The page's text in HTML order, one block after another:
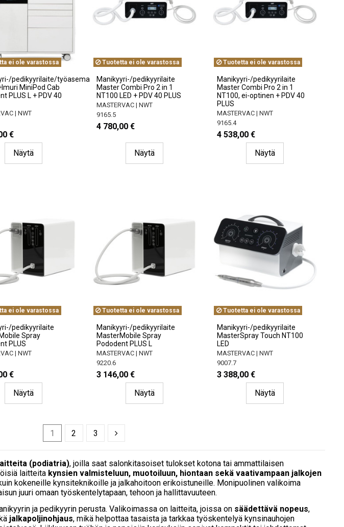
ei ole varastossa
pedikyyrilaite/työasema
MiniPod Cab
PLUS L + PDV 40
| NWT
€
Näytä
Tuotetta ei ole varastossa
Manikyyri-/pedikyyrilaite
Master Combi Pro 2 in 1
NT100 LED + PDV 40 PLUS
MASTERVAC | NWT
9165.5
4 780,00 €
Näytä
Tuotetta ei ole varastossa
Manikyyri-/pedikyyrilaite
Master Combi Pro 2 in 1
NT100, ei-optinen + PDV 40
PLUS
MASTERVAC | NWT
9165.4
4 538,00 €
Näytä
ei ole varastossa
pedikyyrilaite
Spray
PLUS
| NWT
€
Näytä
Tuotetta ei ole varastossa
Manikyyri-/pedikyyrilaite
MasterMobile Spray
Pododent PLUS L
MASTERVAC | NWT
9220.6
3 146,00 €
Näytä
Tuotetta ei ole varastossa
Manikyyri-/pedikyyrilaite
MasterSpray Touch NT100
LED
MASTERVAC | NWT
9007.7
3 388,00 €
Näytä
1 2 3
(podiatria), joilla saat salonkitasoiset tulokset kotona tai ammattilaisen
laitteita kynsien valmisteluun, muotoiluun, hiontaan sekä vaativampaan jalkojen
kokeneille kynsiteknikoille ja jalkahoitoon erikoistuneille. Monipuolinen valikoima
juuri omaan työskentelytapaan, tehoon ja hallittavuuteen.
ja pedikyyrin perusta. Valikoimassa on laitteita, joissa on säädettävä nopeus,
jalkapoljinohjaus, mikä helpottaa tasaista ja tarkkaa työskentelyä kynsinauhojen